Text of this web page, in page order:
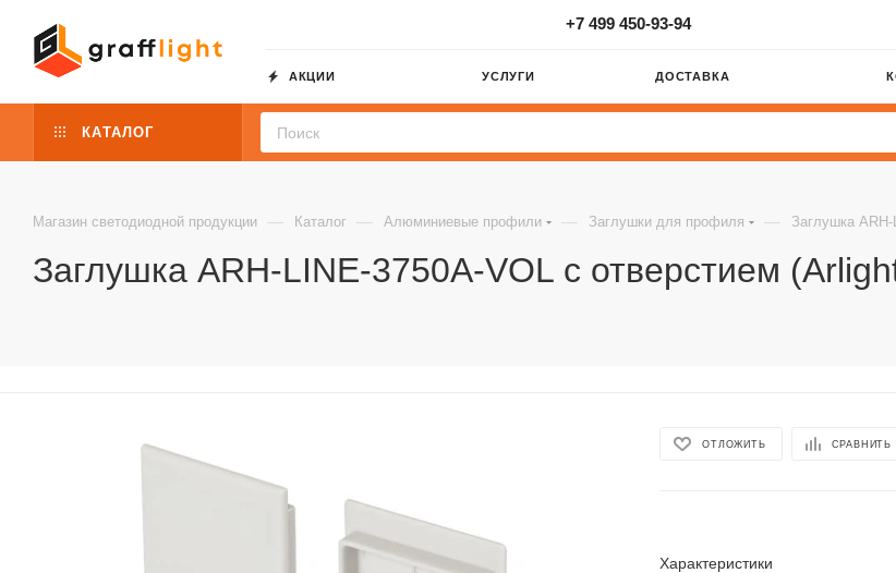
+7 499 450-93-94
АКЦИИ УСЛУГИ ДОСТАВКА
КАТАЛОГ
Магазин светодиодной продукции — Каталог — Алюминиевые профили — Заглушки для профиля — Заглушка
Заглушка ARH-LINE-3750A-VOL с отверстием
ОТЛОЖИТЬ СРАВНИТЬ
Характеристики